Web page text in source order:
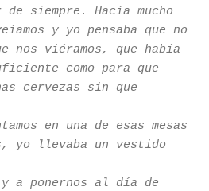
de siempre. Hacía mucho
y yo pensaba que no
nos viéramos, que había
como para que
cervezas sin que
en una de esas mesas
yo llevaba un vestido
y a ponernos al día de